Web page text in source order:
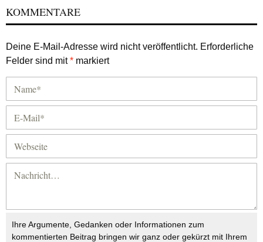
KOMMENTARE
Deine E-Mail-Adresse wird nicht veröffentlicht. Erforderliche
Felder sind mit* markiert
Ihre Argumente, Gedanken oder Informationen zum
kommentierten Beitrag bringen wir ganz oder gekürzt mit Ihrem